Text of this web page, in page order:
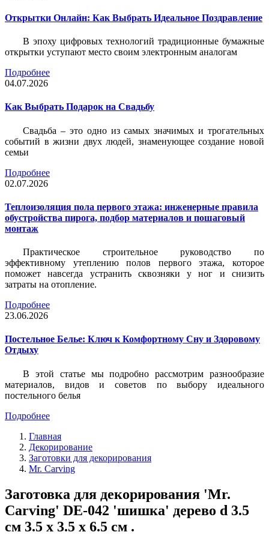
Открытки Онлайн: Как Выбрать Идеальное Поздравление
В эпоху цифровых технологий традиционные бумажные
открытки уступают место своим электронным аналогам
Подробнее
04.07.2026
Как Выбрать Подарок на Свадьбу
Свадьба – это одно из самых значимых и трогательных
событий в жизни двух людей, знаменующее создание новой
семьи
Подробнее
02.07.2026
Теплоизоляция пола первого этажа: инженерные правила
обустройства пирога, подбор материалов и пошаговый
монтаж
Практическое строительное руководство по
эффективному утеплению полов первого этажа, которое
поможет навсегда устранить сквозняки у ног и снизить
затраты на отопление.
Подробнее
23.06.2026
Постельное Белье: Ключ к Комфортному Сну и Здоровому
Отдыху
В этой статье мы подробно рассмотрим разнообразие
материалов, видов и советов по выбору идеального
постельного белья
Подробнее
Главная
Декорирование
Заготовки для декорирования
Mr. Carving
Заготовка для декорирования 'Mr.
Carving' DE-042 'шишка' дерево d 3.5
см 3.5 х 3.5 х 6.5 см .